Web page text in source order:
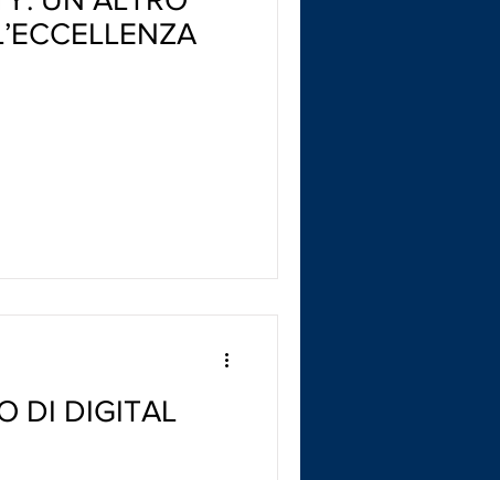
DI DIGITAL